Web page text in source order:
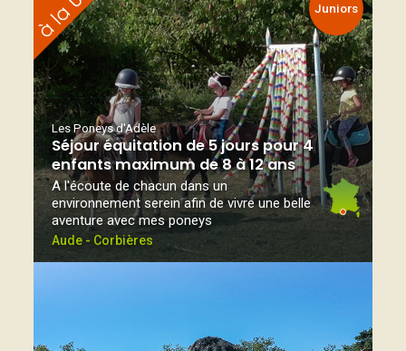
Juniors
Les Poneys d'Adèle
Séjour équitation de 5 jours pour 4
enfants maximum de 8 à 12 ans
A l'écoute de chacun dans un
environnement serein afin de vivre une belle
aventure avec mes poneys
Aude - Corbières